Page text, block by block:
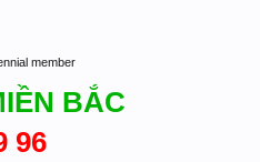
member
BẮC
96